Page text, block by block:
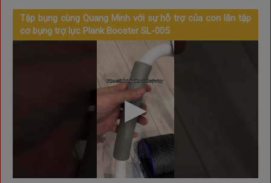
Tập bụng cùng Quang Minh với sự hỗ trợ của con lăn tập
cơ bụng trợ lực Plank Booster SL-005